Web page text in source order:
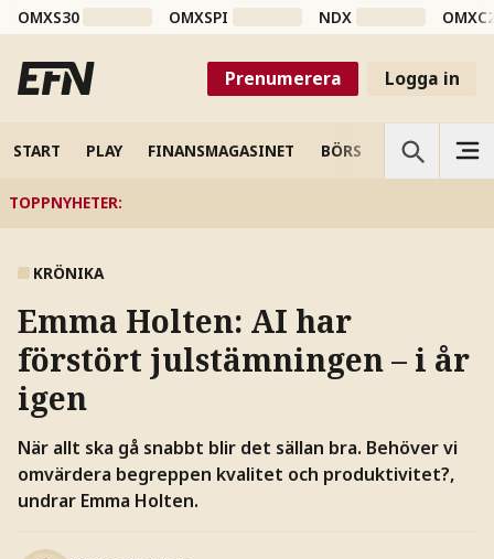
OMXS30 OMXSPI NDX
Prenumerera Logga in
START PLAY FINANSMAGASINET BÖRS VETENSKAP
TOPPNYHETER:
KRÖNIKA
Emma Holten: AI har
förstört julstämningen – i år
igen
När allt ska gå snabbt blir det sällan bra. Behöver vi
omvärdera begreppen kvalitet och produktivitet?,
undrar Emma Holten.